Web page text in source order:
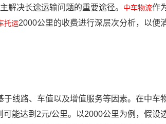
解决长途运输问题的重要途径。 中车物流作
托运2000公里的收费进行深层次分析，以便
线路、车值以及增值服务等因素。在中车
能达到2元/公里。以2000公里为例，假设